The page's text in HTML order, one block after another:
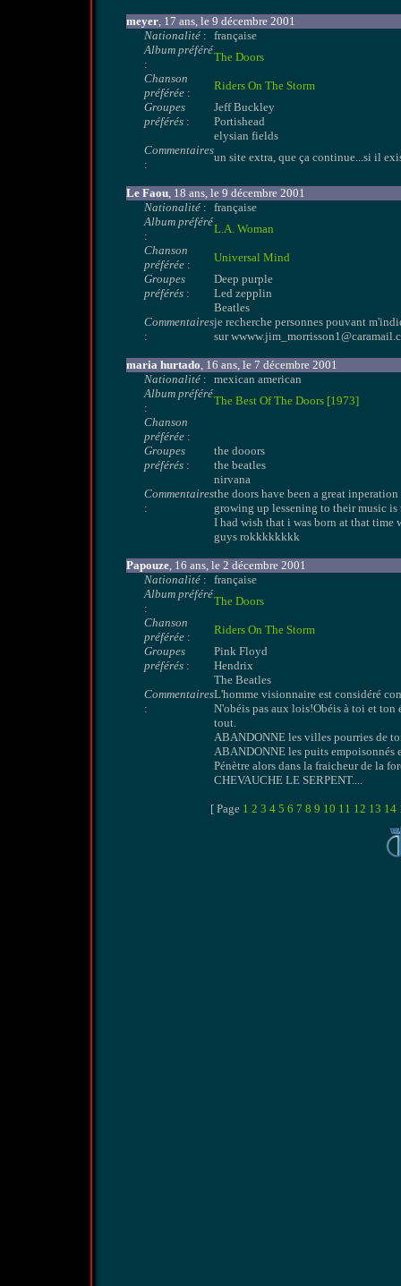
meyer, 17 ans, le 9 décembre 2001
Nationalité : française
Album préféré
:
The Doors
Chanson
préférée :
Riders On The Storm
Groupes
préférés :
Jeff Buckley
Portishead
elysian fields
Commentaires
:
un site extra, que ça continue...si il
Le Faou, 18 ans, le 9 décembre 2001
Nationalité : française
Album préféré
:
L.A. Woman
Chanson
préférée :
Universal Mind
Groupes
préférés :
Deep purple
Led zepplin
Beatles
Commentaires
:
je recherche personnes pouvant
sur
maria hurtado, 16 ans, le 7 décembre 2001
Nationalité : mexican american
Album préféré
:
The Best Of The Doors [1973]
Chanson
préférée :
Groupes
préférés :
the dooors
the beatles
nirvana
Commentaires
:
the doors have been a great
growing up lessening to their music
I had wish that i was born at that time
guys rokkkkkkkk
Papouze, 16 ans, le 2 décembre 2001
Nationalité : française
Album préféré
:
The Doors
Chanson
préférée :
Riders On The Storm
Groupes
préférés :
Pink Floyd
Hendrix
The Beatles
Commentaires
:
L'homme visionnaire est considéré
N'obéis pas aux lois!Obéis à toi et
tout.
ABANDONNE les villes pourries de
ABANDONNE les puits empoisonnés
Pénètre alors dans la fraicheur de la
CHEVAUCHE LE SERPENT....
[ Page 1 2 3 4 5 6 7 8 9 10 11 12 13 14